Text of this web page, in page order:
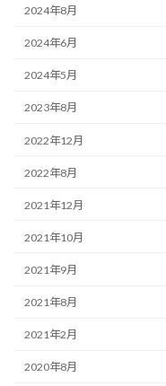
2024年8月
2024年6月
2024年5月
2023年8月
2022年12月
2022年8月
2021年12月
2021年10月
2021年9月
2021年8月
2021年2月
2020年8月